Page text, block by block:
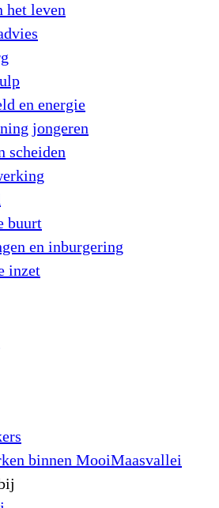
het leven
en energie
jongeren
scheiden
buurt
en inburgering
inzet
binnen MooiMaasvallei